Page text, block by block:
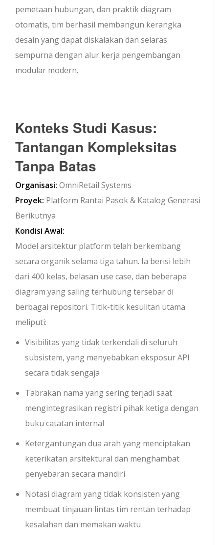
pemetaan hubungan, dan praktik diagram
otomatis, tim berhasil membangun kerangka
desain yang dapat diskalakan dan selaras
sempurna dengan alur kerja pengembangan
modular modern.
Konteks Studi Kasus:
Tantangan Kompleksitas
Tanpa Batas
Organisasi: OmniRetail Systems
Proyek: Platform Rantai Pasok & Katalog Generasi
Berikutnya
Kondisi Awal:
Model arsitektur platform telah berkembang
secara organik selama tiga tahun. Ia berisi lebih
dari 400 kelas, belasan use case, dan beberapa
diagram yang saling terhubung tersebar di
berbagai repositori. Titik-titik kesulitan utama
meliputi:
Visibilitas yang tidak terkendali di seluruh
subsistem, yang menyebabkan eksposur API
secara tidak sengaja
Tabrakan nama yang sering terjadi saat
mengintegrasikan registri pihak ketiga dengan
buku catatan internal
Ketergantungan dua arah yang menciptakan
keterikatan arsitektural dan menghambat
penyebaran secara mandiri
Notasi diagram yang tidak konsisten yang
membuat tinjauan lintas tim rentan terhadap
kesalahan dan memakan waktu